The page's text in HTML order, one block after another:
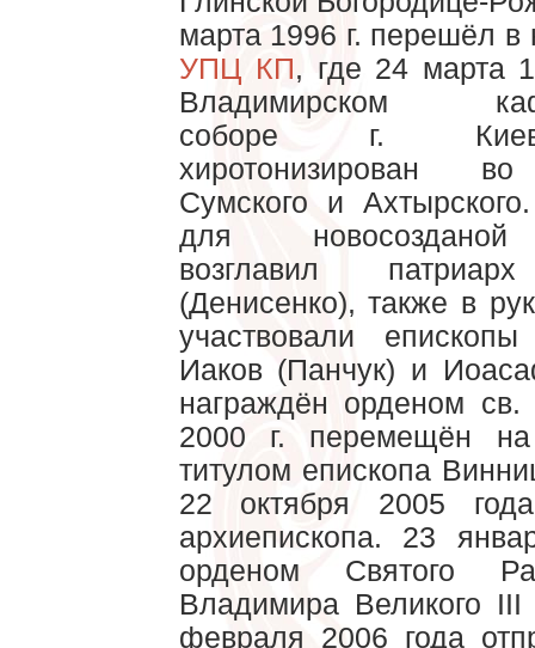
марта 1996 г. перешёл
УПЦ КП, где 24 марта
Владимирском
соборе г.
хиротонизирован
Сумского и
для
возглавил
(Денисенко), также в
участвовали
Иаков (Панчук) и
награждён орденом
2000 г. перемещён
титулом епископа
22 октября 2005
архиепископа. 23
орденом Святого
Владимира Великого
февраля 2006 года